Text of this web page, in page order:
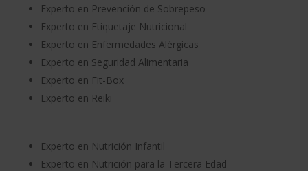
Experto en Prevención de Sobrepeso
Experto en Etiquetaje Nutricional
Experto en Enfermedades Alérgicas
Experto en Seguridad Alimentaria
Experto en Fit-Box
Experto en Reiki
Experto en Nutrición Infantil
Experto en Nutrición para la Tercera Edad